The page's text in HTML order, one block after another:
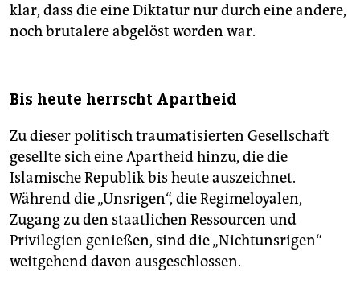
klar, dass die eine Diktatur nur durch eine andere,
noch brutalere abgelöst worden war.
Bis heute herrscht Apartheid
Zu dieser politisch traumatisierten Gesellschaft
gesellte sich eine Apartheid hinzu, die die
Islamische Republik bis heute auszeichnet.
Während die „Unsrigen“, die Regimeloyalen,
Zugang zu den staatlichen Ressourcen und
Privilegien genießen, sind die „Nichtunsrigen“
weitgehend davon ausgeschlossen.